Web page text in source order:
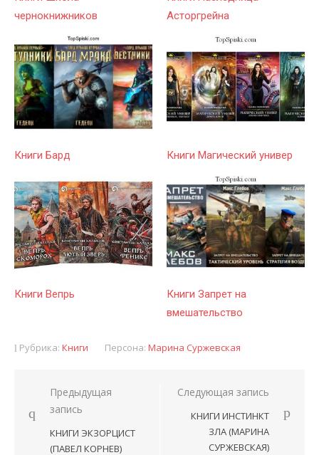
чернокнижников
Асторгрейна
Книги Бард Книги Магический универ
Книги Вепрь
Книги Запрет на
вмешательство
Рубрика: Книги Персона: Марина Суржевская
Навигация
записям
Предыдущая
запись
КНИГИ ЭКЗОРЦИСТ
(ПАВЕЛ КОРНЕВ)
Следующая запись
КНИГИ ИНСТИНКТ
ЗЛА (МАРИНА
СУРЖЕВСКАЯ)